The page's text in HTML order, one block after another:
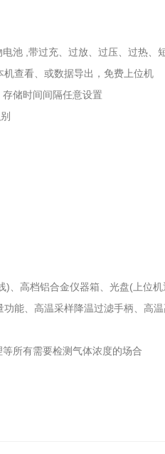
池 ,带过充、过放、过压、过热、
查看、或数据导出，免费上位机
储时间间隔任意设置
、高档铝合金仪器箱、光盘(上位
能、高温采样降温过滤手柄、高
所有需要检测气体浓度的场合